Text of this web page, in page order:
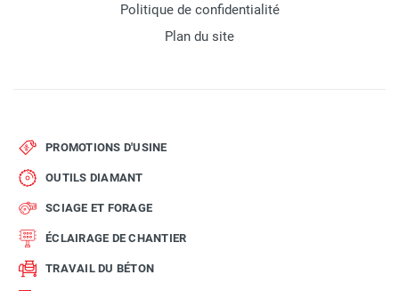
Politique de confidentialité
Plan du site
PROMOTIONS D'USINE
OUTILS DIAMANT
SCIAGE ET FORAGE
ÉCLAIRAGE DE CHANTIER
TRAVAIL DU BÉTON